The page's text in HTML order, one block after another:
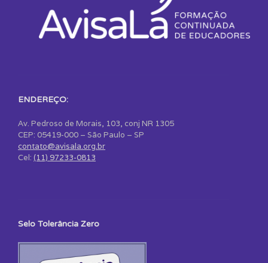
ENDEREÇO:
Av. Pedroso de Morais, 103, conj NR 1305
CEP: 05419-000 – São Paulo – SP
contato@avisala.org.br
Cel: (11) 97233-0813
Selo Tolerância Zero